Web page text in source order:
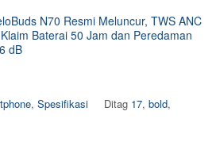
N70 Resmi Meluncur, TWS ANC
Baterai 50 Jam dan Peredaman
dB
, Spesifikasi Ditag 17, bold,